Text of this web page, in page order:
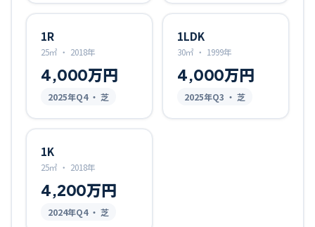
1R
25㎡ ・ 2018年
4,000万円
2025年Q4・ 芝
1LDK
30㎡ ・ 1999年
4,000万円
2025年Q3 ・ 芝
1K
25㎡ ・ 2018年
4,200万円
2024年Q4・ 芝